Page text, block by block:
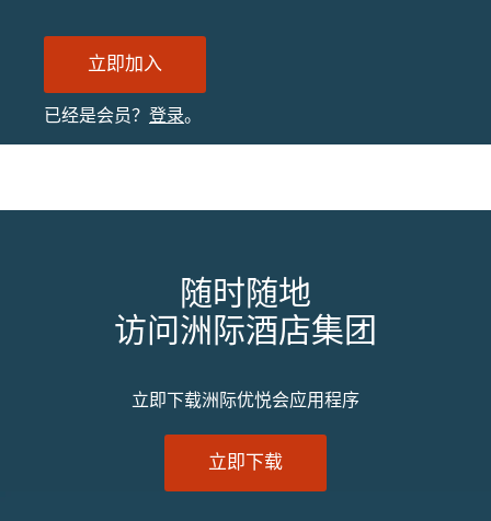
立即加入
已经是会员？ 登录。
随时随地
访问洲际酒店集团
立即下载洲际优悦会应用程序
立即下载